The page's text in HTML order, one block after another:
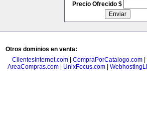
Precio Ofrecido $
Otros dominios en venta:
ClientesInternet.com
CompraPorCatalogo.com
AreaCompras.com
UnixFocus.com